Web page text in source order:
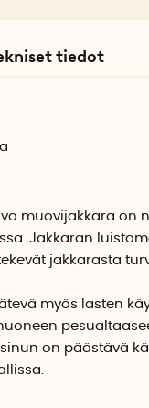
tiedot
muovijakkara on
Jakkaran
jakkarasta
myös lasten
on päästävä